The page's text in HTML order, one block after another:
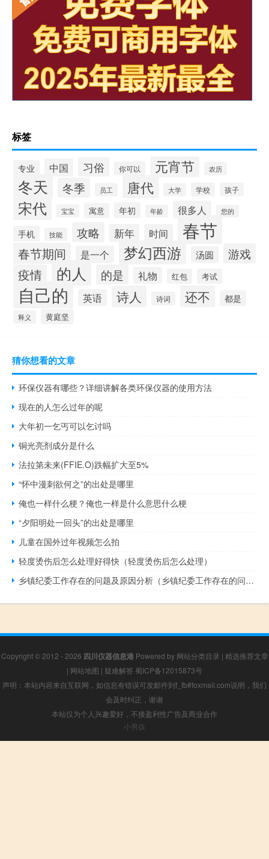
标签
专业 中国 习俗 你可以 元宵节 农历
冬天 冬季 员工 唐代 大学 学校 孩子
宋代 宝宝 寓意 年初 年龄 很多人 您的
手机 技能 攻略 新年 时间 春节
春节期间 是一个 梦幻西游 汤圆 游戏
疫情 的人 的是 礼物 红包 考试
自己的 英语 诗人 诗词 还不 都是
释义 黄庭坚
猜你想看的文章
环保仪器有哪些？详细讲解各类环保仪器的使用方法
现在的人怎么过年的呢
大年初一乞丐可以乞讨吗
铜光亮剂成分是什么
法拉第未来(FFIE.O)跌幅扩大至5%
“怀中漫刺欲何之”的出处是哪里
俺也一样什么梗？俺也一样是什么意思什么梗
“夕阳明处一回头”的出处是哪里
儿童在国外过年视频怎么拍
轻度烫伤后怎么处理好得快（轻度烫伤后怎么处理）
乡镇纪委工作存在的问题及原因分析（乡镇纪委工作存在的问题）
Copyright © 2012 - 2026 四川仪器信息港Powered by 网站分类目录 | 精选推荐文章
| 网站地图 | 疑难解答 蜀ICP备12015873号
声明：本站内容来自互联网，如信息有错误可发邮件到f_fb#foxmail.com说明，我们
会及时纠正，谢谢
本站仅为个人兴趣爱好，不接盈利性广告及商业合作
小男孩